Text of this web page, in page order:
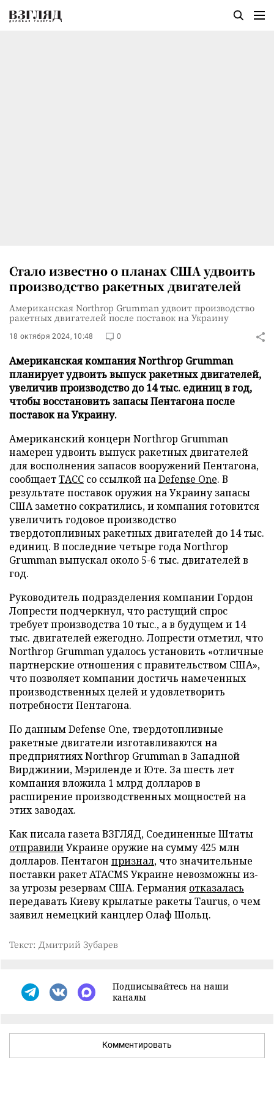
Стало известно о планах США удвоить
производство ракетных двигателей
Американская Northrop Grumman удвоит производство
ракетных двигателей после поставок на Украину
18 октября 2024, 10:48 0
Американская компания Northrop Grumman
планирует удвоить выпуск ракетных двигателей,
увеличив производство до 14 тыс. единиц в год,
чтобы восстановить запасы Пентагона после
поставок на Украину.
Американский концерн Northrop Grumman
намерен удвоить выпуск ракетных двигателей
для восполнения запасов вооружений Пентагона,
сообщаетТАСС со ссылкой наDefense One. В
результате поставок оружия на Украину запасы
США заметно сократились, и компания готовится
увеличить годовое производство
твердотопливных ракетных двигателей до 14 тыс.
единиц. В последние четыре года Northrop
Grumman выпускал около 5-6 тыс. двигателей в
год.
Руководитель подразделения компании Гордон
Лопрести подчеркнул, что растущий спрос
требует производства 10 тыс., а в будущем и 14
тыс. двигателей ежегодно. Лопрести отметил, что
Northrop Grumman удалось установить «отличные
партнерские отношения с правительством США»,
что позволяет компании достичь намеченных
производственных целей и удовлетворить
потребности Пентагона.
По данным Defense One, твердотопливные
ракетные двигатели изготавливаются на
предприятиях Northrop Grumman в Западной
Вирджинии, Мэриленде и Юте. За шесть лет
компания вложила 1 млрд долларов в
расширение производственных мощностей на
этих заводах.
Как писала газета ВЗГЛЯД, Соединенные Штаты
отправилиУкраине оружие на сумму 425 млн
долларов. Пентагон признал, что значительные
поставки ракет ATACMS Украине невозможны из-
за угрозы резервам США. Германия отказалась
передавать Киеву крылатые ракеты Taurus, о чем
заявил немецкий канцлер Олаф Шольц.
Текст: Дмитрий Зубарев
Подписывайтесь на наши
каналы
Комментировать